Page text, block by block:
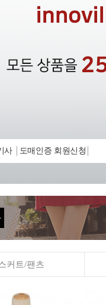
사 도매인증 회원신청
커트/팬츠